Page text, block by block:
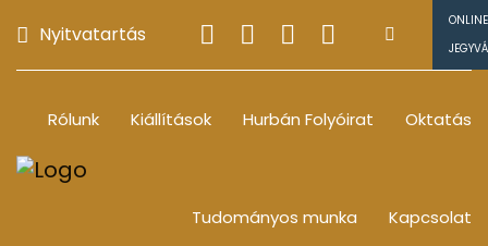
Nyitvatartás
ONLINE
Rólunk Kiállítások Hurbán Folyóirat Oktatás
Tudományos munka Kapcsolat